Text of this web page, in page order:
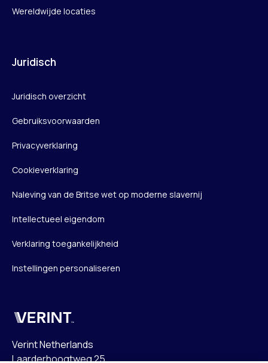
Wereldwijde locaties
Juridisch
Juridisch overzicht
Gebruiksvoorwaarden
Privacyverklaring
Cookieverklaring
Naleving van de Britse wet op moderne slavernij
Intellectueel eigendom
Verklaring toegankelijkheid
Instellingen personaliseren
Verint
Verint Netherlands
Laarderhoogtweg 25